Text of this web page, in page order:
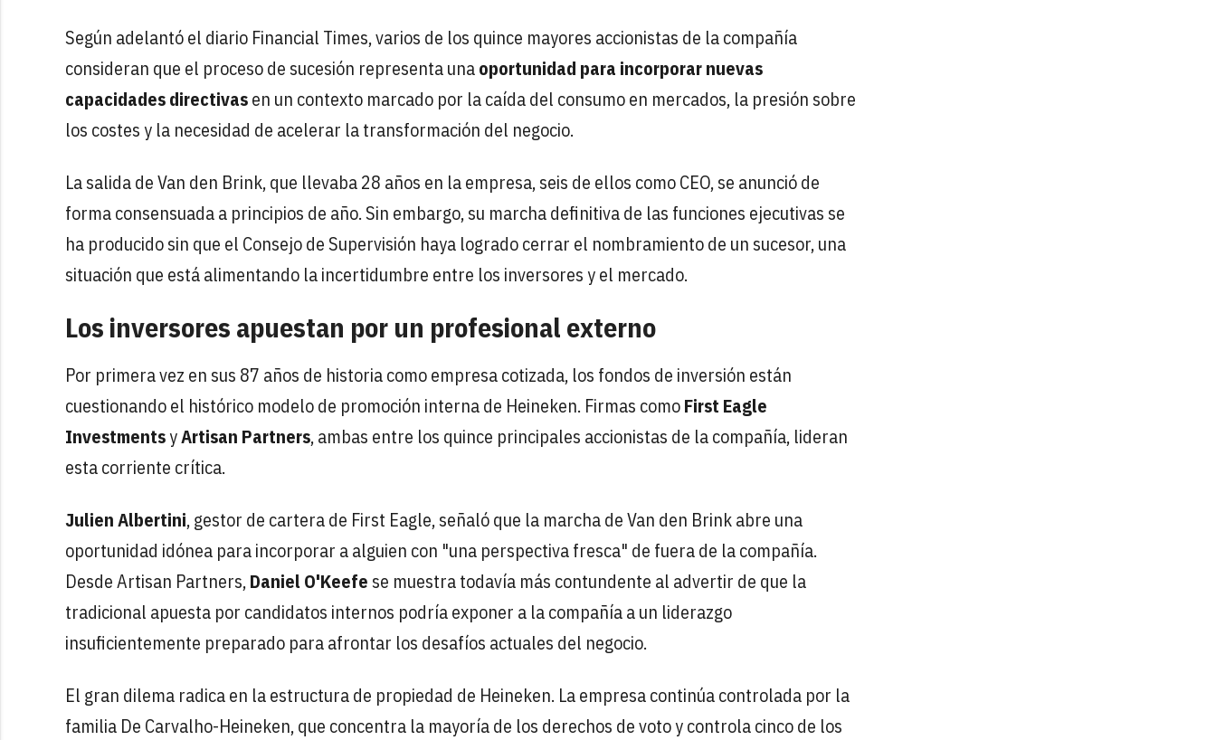
Según adelantó el diario Financial Times, varios de los quince mayores accionistas de la compañía
consideran que el proceso de sucesión representa unaoportunidad para incorporar nuevas
capacidades directivasen un contexto marcado por la caída del consumo en mercados, la presión sobre
los costes y la necesidad de acelerar la transformación del negocio.
La salida de Van den Brink, que llevaba 28 años en la empresa, seis de ellos como CEO, se anunció de
forma consensuada a principios de año. Sin embargo, su marcha definitiva de las funciones ejecutivas se
ha producido sin que el Consejo de Supervisión haya logrado cerrar el nombramiento de un sucesor, una
situación que está alimentando la incertidumbre entre los inversores y el mercado.
Los inversores apuestan por un profesional externo
Por primera vez en sus 87 años de historia como empresa cotizada, los fondos de inversión están
cuestionando el histórico modelo de promoción interna de Heineken. Firmas comoFirst Eagle
InvestmentsyArtisan Partners,ambas entre los quince principales accionistas de la compañía, lideran
esta corriente crítica.
Julien Albertini, gestor de cartera de First Eagle, señaló que la marcha de Van den Brink abre una
oportunidad idónea para incorporar a alguien con "una perspectiva fresca" de fuera de la compañía.
Desde Artisan Partners,Daniel O'Keefe se muestra todavía más contundente al advertir de que la
tradicional apuesta por candidatos internos podría exponer a la compañía a un liderazgo
insuficientemente preparado para afrontar los desafíos actuales del negocio.
El gran dilema radica en la estructura de propiedad de Heineken. La empresa continúa controlada por la
familia De Carvalho-Heineken, que concentra la mayoría de los derechos de voto y controla cinco de los